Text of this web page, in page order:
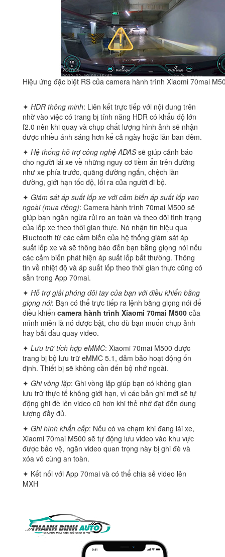
Hiệu ứng đặc biệt RS của camera hành trình Xiaomi 70mai
✦ HDR thông minh: Liên kết trực tiếp với nội dung trên
nhờ vào việc có trang bị tính năng HDR có khẩu độ lớn
f2.0 nên khi quay và chụp chất lượng hình ảnh sẽ nhận
được nhiều ánh sáng hơn kể cả ngày hoặc lẫn ban đêm.
✦ Hệ thống hỗ trợ công nghệ ADASsẽ giúp cảnh báo
cho người lái xe về những nguy cơ tiềm ẩn trên đường
như xe phía trước, quãng đường ngắn, chệch làn
đường, giới hạn tốc độ, lối ra của người đi bộ.
✦ Giám sát áp suất lốp xe với cảm biến áp suất lốp van
ngoài (mua riêng): Camera hành trình 70mai M500 sẽ
giúp bạn ngăn ngừa rủi ro an toàn và theo dõi tình trạng
của lốp xe theo thời gian thực. Nó nhận tín hiệu qua
Bluetooth từ các cảm biến của hệ thống giám sát áp
suất lốp xe và sẽ thông báo đến bạn bằng giọng nói nếu
các cảm biến phát hiện áp suất lốp bất thường. Thông
tin về nhiệt độ và áp suất lốp theo thời gian thực cũng có
sẵn trong App 70mai.
✦ Hỗ trợ giải phóng đôi tay của bạn với điều khiển bằng
giọng nói: Bạn có thể trực tiếp ra lệnh bằng giọng nói để
điều khiển camera hành trình Xiaomi 70mai M500 của
mình miễn là nó được bật, cho dù bạn muốn chụp ảnh
hay bắt đầu quay video.
✦ Lưu trữ tích hợp eMMC: Xiaomi 70mai M500 được
trang bị bộ lưu trữ eMMC 5.1, đảm bảo hoạt động ổn
định. Thiết bị sẽ không cần đến bộ nhớ ngoài.
✦ Ghi vòng lặp: Ghi vòng lặp giúp bạn có không gian
lưu trữ thực tế không giới hạn, vì các bản ghi mới sẽ tự
động ghi đè lên video cũ hơn khi thẻ nhớ đạt đến dung
lượng đầy đủ.
✦ Ghi hình khẩn cấp: Nếu có va chạm khi đang lái xe,
Xiaomi 70mai M500 sẽ tự động lưu video vào khu vực
được bảo vệ, ngăn video quan trọng này bị ghi đè và
xóa vô cùng an toàn.
✦ Kết nối với App 70mai và có thể chia sẻ video lên
MXH